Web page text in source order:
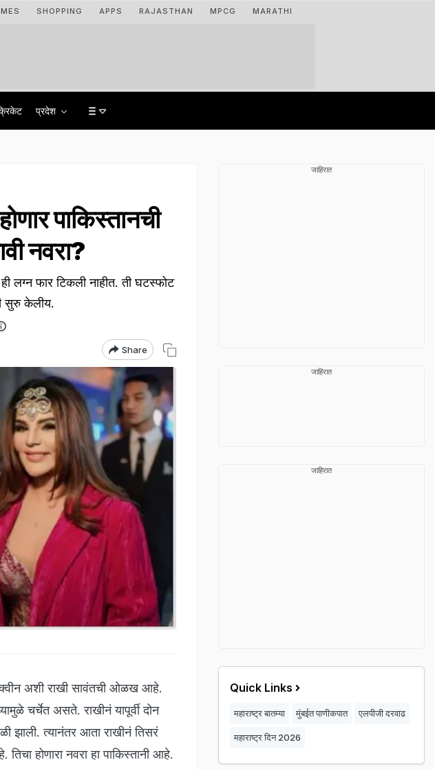
SHOPPING APPS RAJASTHAN MPCG MARATHI
प्रदेश
पाकिस्तानची
नवरा?
लग्न फार टिकली नाहीत. ती घटस्फोट
सुरु केलीय.
Share
क्वीन अशी राखी सावंतची ओळख आहे.
चर्चेत असते. राखीनं यापूर्वी दोन
झाली. त्यानंतर आता राखीनं तिसरं
होणारा नवरा हा पाकिस्तानी आहे.
जाहिरात
जाहिरात
जाहिरात
Quick Links
महाराष्ट्र बातम्या मुंबईत पाणीकपात एलपीजी दरवाढ
महाराष्ट्र दिन 2026